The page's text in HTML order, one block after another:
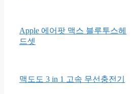
Apple 에어팟 맥스 블루투스헤
드셋
맥도도 3 in 1 고속 무선충전기